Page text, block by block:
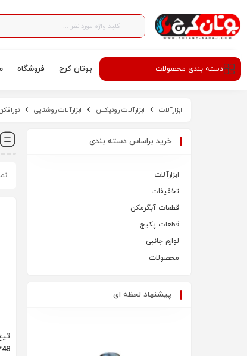
دسته‌ بندی محصولات بوتان کرج فروشگاه
ابزارآلات ابزارآلات رونیکس ابزارآلات روشنایی
48*15
خرید براساس دسته بندی
ابزارآلات
تخفیفات
قطعات آبگرمکن
قطعات پکیج
لوازم جانبی
محصولات
پیشنهاد لحظه ای